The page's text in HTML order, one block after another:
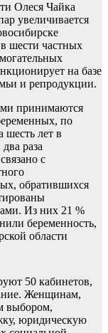
Олеся Чайка
увеличивается
шести частных
на базе
и репродукции.
принимаются
по
лет в
раза
с
обратившихся
Из них 21 %
беременность,
области
50 кабинетов,
Женщинам,
выбором,
юридическую